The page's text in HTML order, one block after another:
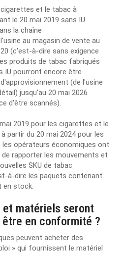
et le tabac à
le 20 mai 2019 sans IU
la chaîne
au magasin de vente au
(c'est-à-dire sans exigence
produits de tabac fabriqués
IU pourront encore être
(de l'usine
jusqu'au 20 mai 2026
d'être scannés).
2019 pour les cigarettes et le
partir du 20 mai 2024 pour les
opérateurs économiques ont
rapporter les mouvements et
SKU de tabac
à-dire les paquets contenant
en stock.
matériels seront
en conformité ?
peuvent acheter des
» qui fournissent le matériel